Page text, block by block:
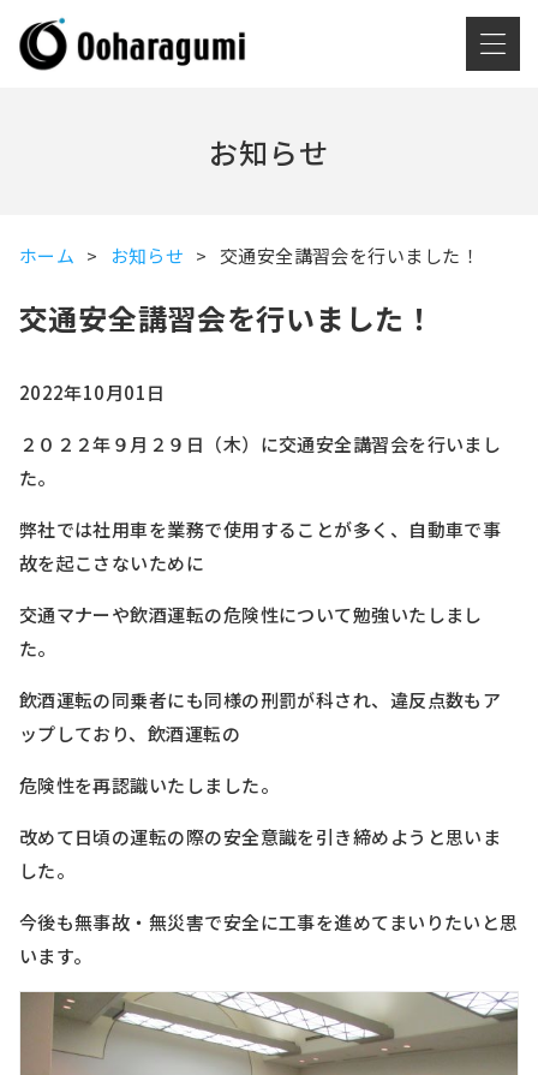
お知らせ
ホーム お知らせ 交通安全講習会を行いました！
交通安全講習会を行いました！
2022年10月01日
２０２２年９月２９日（木）に交通安全講習会を行いまし
た。
弊社では社用車を業務で使用することが多く、自動車で事
故を起こさないために
交通マナーや飲酒運転の危険性について勉強いたしまし
た。
飲酒運転の同乗者にも同様の刑罰が科され、違反点数もア
ップしており、飲酒運転の
危険性を再認識いたしました。
改めて日頃の運転の際の安全意識を引き締めようと思いま
した。
今後も無事故・無災害で安全に工事を進めてまいりたいと思
います。